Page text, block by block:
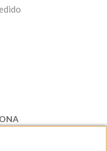
Barcelona